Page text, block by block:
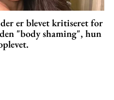
er blevet kritiseret for
"body shaming", hun